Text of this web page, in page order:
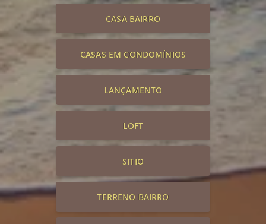
CASA BAIRRO
CASAS EM CONDOMÍNIOS
LANÇAMENTO
LOFT
SITIO
TERRENO BAIRRO